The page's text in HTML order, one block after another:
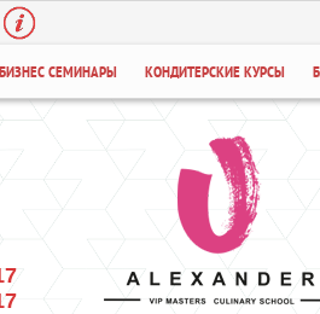
БИЗНЕС СЕМИНАРЫ КОНДИТЕРСКИЕ КУРСЫ